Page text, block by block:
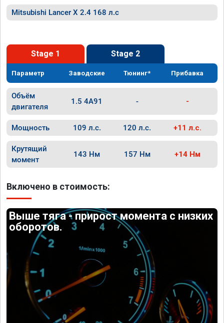
Mitsubishi Lancer X 2.4 168 л.с
Stage 1 Stage 2
Параметр Заводские Тюнинг* Прибавка
Объём
двигателя
1.5 4A91 - -
Мощность 109 л.с. 120 л.с. +11 л.с.
Крутящий
момент
143 Нм 157 Нм +14 Нм
Включено в стоимость:
Выше тяга - прирост момента с низких
оборотов.